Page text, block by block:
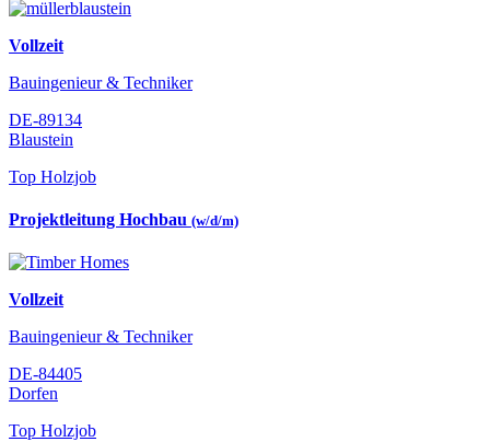
Vollzeit
Bauingenieur & Techniker
DE-89134
Blaustein
Top Holzjob
Projektleitung Hochbau (w/d/m)
Vollzeit
Bauingenieur & Techniker
DE-84405
Dorfen
Top Holzjob